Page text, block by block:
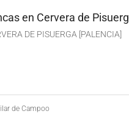
en Cervera de
DE PISUERGA [PALENCIA]
de Campoo